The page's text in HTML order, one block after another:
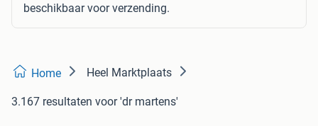
beschikbaar voor verzending.
Home Heel Marktplaats
3.167 resultaten voor 'dr martens'